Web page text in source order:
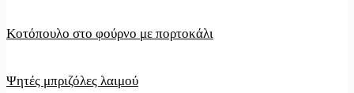
Κοτόπουλο στο φούρνο με πορτοκάλι
Ψητές μπριζόλες λαιμού